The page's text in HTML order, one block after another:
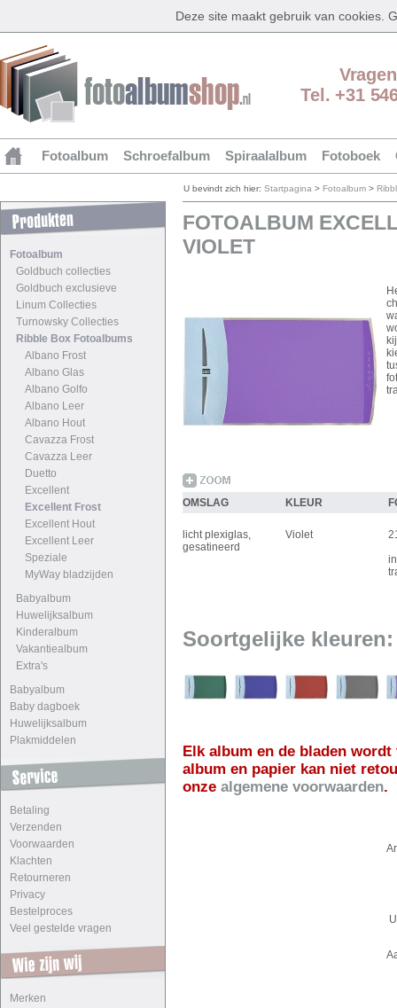
Deze site maakt gebruik van cookies.
Tel. +31
Fotoalbum Schroefalbum Spiraalalbum Fotoboek
Fotoalbum
Goldbuch collecties
Goldbuch exclusieve
Linum Collecties
Turnowsky Collecties
Ribble Box Fotoalbums
Albano Frost
Albano Glas
Albano Golfo
Albano Leer
Albano Hout
Cavazza Frost
Cavazza Leer
Duetto
Excellent
Excellent Frost
Excellent Hout
Excellent Leer
Speziale
MyWay bladzijden
Babyalbum
Huwelijksalbum
Kinderalbum
Vakantiealbum
Extra's
Babyalbum
Baby dagboek
Huwelijksalbum
Plakmiddelen
Betaling
Verzenden
Voorwaarden
Klachten
Retourneren
Privacy
Bestelproces
Veel gestelde vragen
Merken
U bevindt zich hier: Startpagina > Fotoalbum >
FOTOALBUM
VIOLET
OMSLAG KLEUR
licht plexiglas,
gesatineerd
Violet
Soortgelijke kleuren:
Elk album en de bladen
album en papier kan niet
onze algemene voorwaarden.